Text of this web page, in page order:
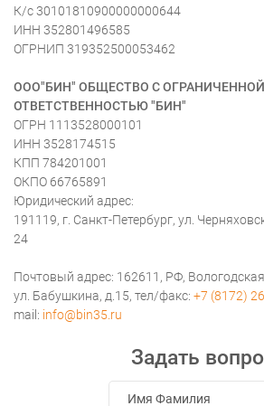
К/с 30101810900000000644
ИНН 352801496585
ОГРНИП 319352500053462
ООО"БИН" ОБЩЕСТВО С ОГРАНИЧЕННОЙ
ОТВЕТСТВЕННОСТЬЮ "БИН"
ОГРН 1113528000101
ИНН 3528174515
КПП 784201001
ОКПО 66765891
Юридический адрес:
191119, г. Санкт-Петербург, ул.
24
Почтовый адрес: 162611, РФ,
ул. Бабушкина, д.15, тел/факс: +7 (8172)
mail: info@bin35.ru
Задать